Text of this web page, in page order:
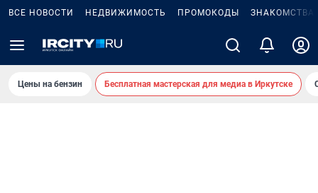
ВСЕ НОВОСТИ НЕДВИЖИМОСТЬ ПРОМОКОДЫ ЗНАКОМСТВА
Цены на бензин Бесплатная мастерская для медиа в Иркутске